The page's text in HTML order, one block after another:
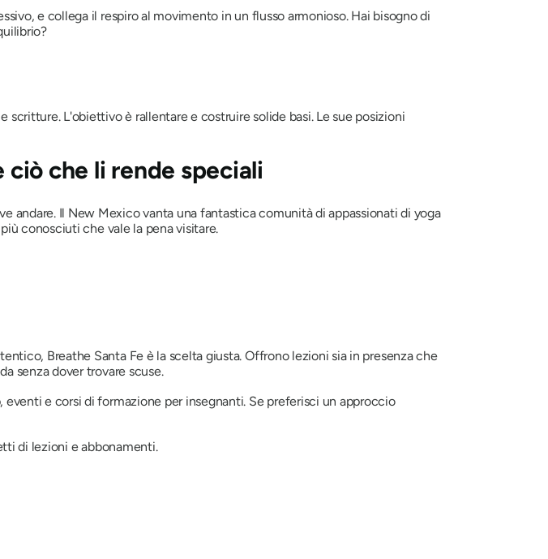
e collega il respiro al movimento in un flusso armonioso. Hai bisogno di
L'obiettivo è rallentare e costruire solide basi. Le sue posizioni
che li rende speciali
andare. Il New Mexico vanta una fantastica comunità di appassionati di yoga
conosciuti che vale la pena visitare.
Breathe Santa Fe è la scelta giusta. Offrono lezioni sia in presenza che
senza dover trovare scuse.
e corsi di formazione per insegnanti. Se preferisci un approccio
di lezioni e abbonamenti.